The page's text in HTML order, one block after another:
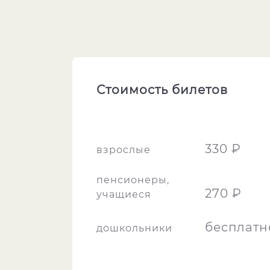
Стоимость билетов
взрослые 330 ₽
пенсионеры,
учащиеся
270 ₽
дошкольники